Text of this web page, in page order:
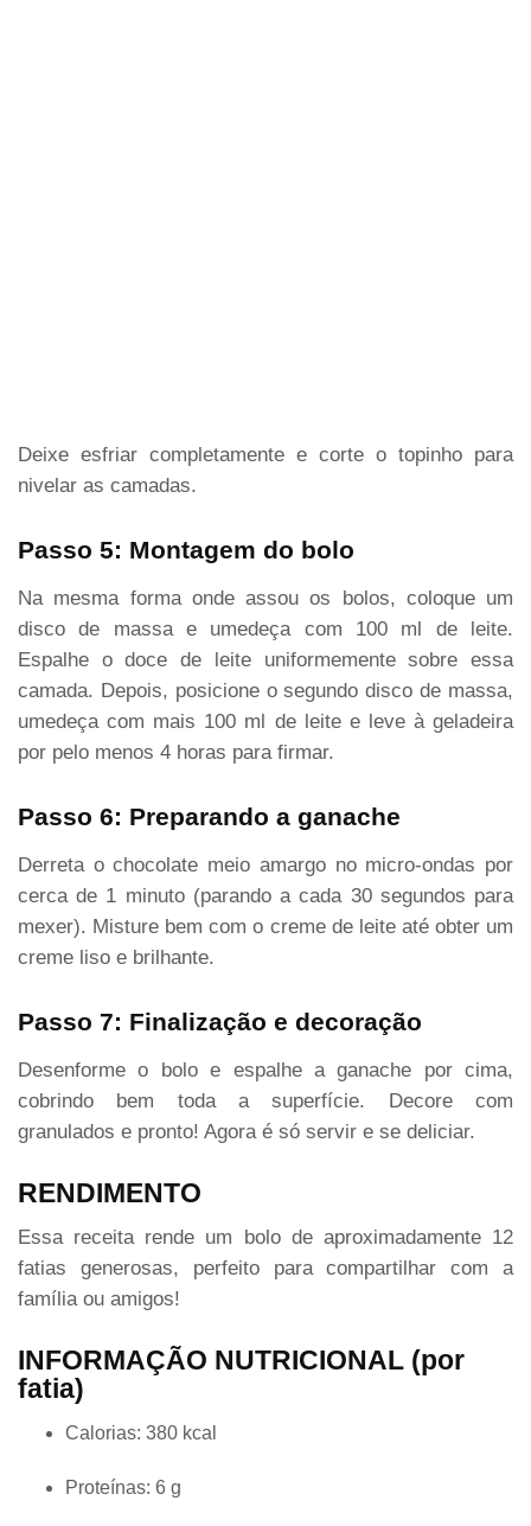
Deixe esfriar completamente e corte o topinho para
nivelar as camadas.
Passo 5: Montagem do bolo
Na mesma forma onde assou os bolos, coloque um
disco de massa e umedeça com 100 ml de leite.
Espalhe o doce de leite uniformemente sobre essa
camada. Depois, posicione o segundo disco de massa,
umedeça com mais 100 ml de leite e leve à geladeira
por pelo menos 4 horas para firmar.
Passo 6: Preparando a ganache
Derreta o chocolate meio amargo no micro-ondas por
cerca de 1 minuto (parando a cada 30 segundos para
mexer). Misture bem com o creme de leite até obter um
creme liso e brilhante.
Passo 7: Finalização e decoração
Desenforme o bolo e espalhe a ganache por cima,
cobrindo bem toda a superfície. Decore com
granulados e pronto! Agora é só servir e se deliciar.
RENDIMENTO
Essa receita rende um bolo de aproximadamente 12
fatias generosas, perfeito para compartilhar com a
família ou amigos!
INFORMAÇÃO NUTRICIONAL (por
fatia)
Calorias: 380 kcal
Proteínas: 6 g